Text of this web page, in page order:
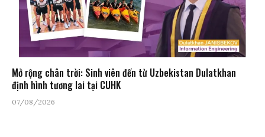
Mở rộng chân trời: Sinh viên đến từ Uzbekistan Dulatkhan
định hình tương lai tại CUHK
07/08/2026